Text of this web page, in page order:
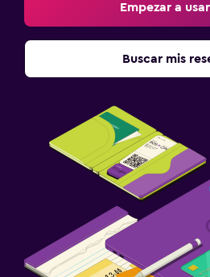
Empezar a
Buscar mis